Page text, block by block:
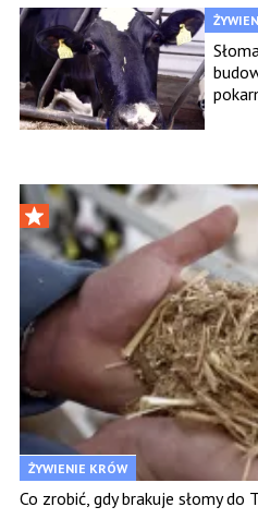
ŻYWIENIE KRÓW
Co zrobić, gdy brakuje słomy do